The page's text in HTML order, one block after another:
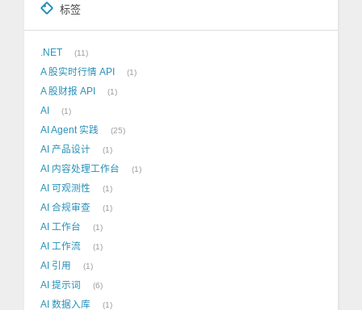
标签
.NET 11
A 股实时行情 API 1
A 股财报 API 1
AI 1
AI Agent 实践 25
AI 产品设计 1
AI 内容处理工作台 1
AI 可观测性 1
AI 合规审查 1
AI 工作台 1
AI 工作流 1
AI 引用 1
AI 提示词 6
AI 数据入库 1